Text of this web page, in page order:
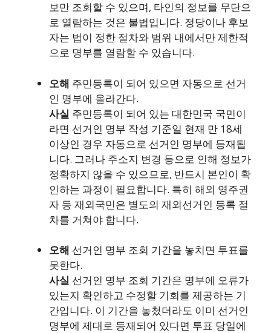
보만 조회할 수 있으며, 타인의 정보를 무단으
로 열람하는 것은 불법입니다. 정당이나 후보
자는 법이 정한 절차와 범위 내에서만 제한적
으로 명부를 열람할 수 있습니다.
오해 주민등록이 되어 있으면 자동으로 선거
인 명부에 올라간다.
사실 주민등록이 되어 있는 대한민국 국민이
라면 선거인 명부 작성 기준일 현재 만 18세
이상인 경우 자동으로 선거인 명부에 등재됩
니다. 그러나 주소지 변경 등으로 인해 정보가
정확하지 않을 수 있으므로, 반드시 본인이 확
인하는 과정이 필요합니다. 특히 해외 영주권
자 등 재외국민은 별도의 재외선거인 등록 절
차를 거쳐야 합니다.
오해 선거인 명부 조회 기간을 놓치면 투표를
못한다.
사실 선거인 명부 조회 기간은 명부에 오류가
있는지 확인하고 수정할 기회를 제공하는 기
간입니다. 이 기간을 놓쳤더라도 이미 선거인
명부에 제대로 등재되어 있다면 투표 당일에